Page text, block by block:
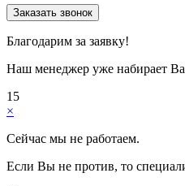
Заказать звонок
Благодарим за заявку!
Наш менеджер уже набирает
15
×
Сейчас мы не работаем.
Если Вы не против, то